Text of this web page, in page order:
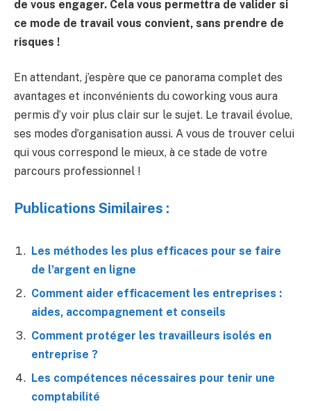
de vous engager. Cela vous permettra de valider si
ce mode de travail vous convient, sans prendre de
risques !
En attendant, j’espère que ce panorama complet des
avantages et inconvénients du coworking vous aura
permis d’y voir plus clair sur le sujet. Le travail évolue,
ses modes d’organisation aussi. A vous de trouver celui
qui vous correspond le mieux, à ce stade de votre
parcours professionnel !
Publications Similaires :
Les méthodes les plus efficaces pour se faire
de l’argent en ligne
Comment aider efficacement les entreprises :
aides, accompagnement et conseils
Comment protéger les travailleurs isolés en
entreprise ?
Les compétences nécessaires pour tenir une
comptabilité